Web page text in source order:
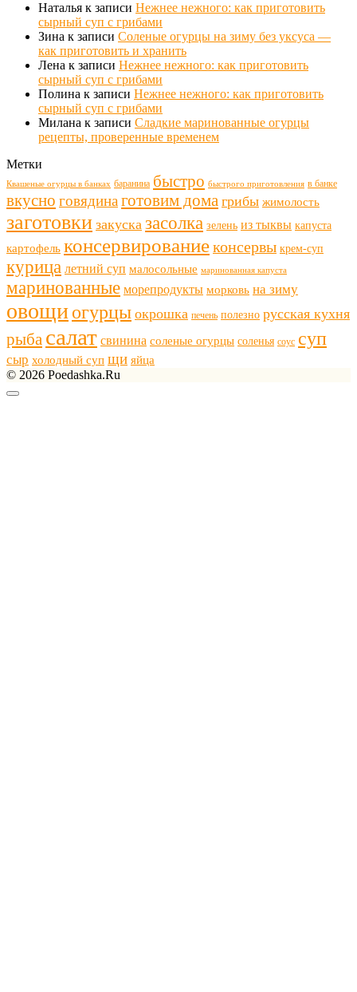
Наталья к записи Нежнее нежного: как приготовить
сырный суп с грибами
Зина к записи Соленые огурцы на зиму без уксуса —
как приготовить и хранить
Лена к записи Нежнее нежного: как приготовить
сырный суп с грибами
Полина к записи Нежнее нежного: как приготовить
сырный суп с грибами
Милана к записи Сладкие маринованные огурцы
рецепты, проверенные временем
Метки
Квашеные огурцы в банках баранина быстро быстрого приготовления в банке
вкусно говядинаготовим дома грибы жимолость
заготовки закуска засолка зелень из тыквы капуста
картофель консервированиеконсервы крем-суп
курица летний суп малосольные маринованная капуста
маринованные морепродукты морковь на зиму
овощиогурцы окрошка печень полезно русская кухня
рыба салат свинина соленые огурцы соленья соус суп
сыр холодный суп щи яйца
© 2026 Poedashka.Ru